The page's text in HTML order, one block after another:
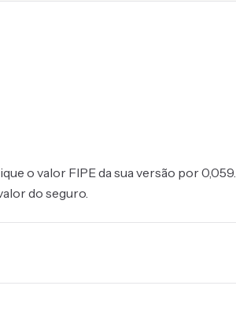
o valor FIPE da sua versão por 0,059.
do seguro.